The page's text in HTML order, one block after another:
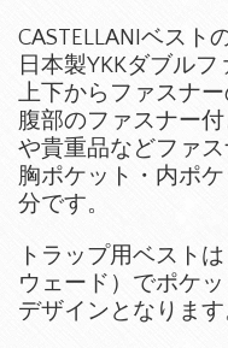
CASTELLANIベス
日本製YKKダブルフ
上下からファスナー
腹部のファスナー
や貴重品などファス
胸ポケット・内ポ
分です。
トラップ用ベスト
ウェード）でポケ
デザインとなります